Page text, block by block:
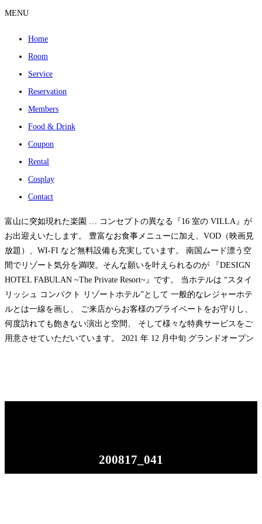
MENU
Home
Room
Service
Reservation
Members
Food & Drink
Coupon
Rental
Cosplay
Contact
富山に突如現れた楽園 … コンセプトの異なる『16 室の VILLA』が
お出迎えいたします。 豊富なお食事メニューに加え、VOD（映画見
放題）、WI-FI など無料設備も充実しています。 南国ムード漂う空
間でリゾート気分を満喫。そんな願いを叶えられるのが 『DESIGN
HOTEL FABULAN ~The Private Resort~』です。 当ホテルは “スタイ
リッシュ コンパクト リゾートホテル”として 一般的なレジャーホテ
ルとは一線を画し、 ご来店からお客様のプライベートをお守りし、
何度訪れても飽きない演出と空間、 そして様々な特典サービスをご
用意させていただいています。 2021 年 12 月中旬 グランドオープン
200817_041